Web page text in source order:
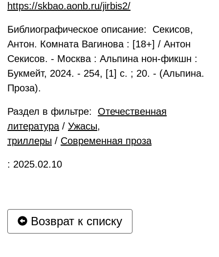
https://skbao.aonb.ru/jirbis2/
Библиографическое описание: Секисов,
Антон. Комната Вагинова : [18+] / Антон
Секисов. - Москва : Альпина нон-фикшн :
Букмейт, 2024. - 254, [1] с. ; 20. - (Альпина.
Проза).
Раздел в фильтре: Отечественная
литература / Ужасы,
триллеры / Современная проза
: 2025.02.10
Возврат к списку